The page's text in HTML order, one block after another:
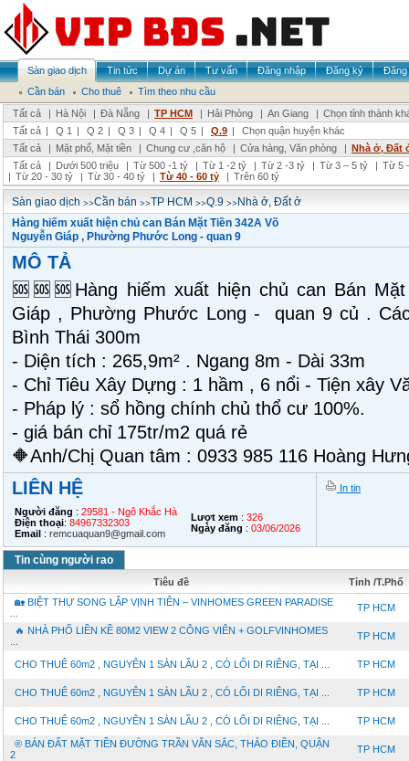
Sàn giao dịch Tin tức Dự án Tư vấn Đăng nhập Đăng ký
Đăng
Cần bán
Cho thuê
Tìm theo nhu cầu
Tất cả
| Hà Nội | Đà Nẵng | TP HCM | Hải Phòng | An Giang | Chọn tỉnh thành
Tất cả | Q 1 | Q 2 | Q 3 | Q 4 | Q 5 | Q.9 |
Chọn quận huyện khác
Tất cả
| Mặt phố, Mặt tiền | Chung cư ,căn hộ | Cửa hàng, Văn phòng | Nhà ở, Đất
Tất cả
| Dưới 500 triệu | Từ 500 -1 tỷ | Từ 1 -2 tỷ | Từ 2 -3 tỷ | Từ 3 – 5 tỷ | Từ 5
| Từ 20 - 30 tỷ | Từ 30 - 40 tỷ | Từ 40 - 60 tỷ | Trên 60 tỷ
Sàn giao dịch >>Cần bán >>TP HCM >>Q.9 >>Nhà ở, Đất ở
Hàng hiếm xuất hiện chủ can Bán Mặt Tiền 342A Võ
Nguyễn Giáp , Phường Phước Long - quan 9
MÔ TẢ
🆘🆘🆘Hàng hiếm xuất hiện chủ can Bán
Giáp , Phường Phước Long - quan 9 củ .
Bình Thái 300m
- Diện tích : 265,9m² . Ngang 8m - Dài 33m
- Chỉ Tiêu Xây Dựng : 1 hầm , 6 nổi - Tiện xây
- Pháp lý : sổ hồng chính chủ thổ cư 100%.
- giá bán chỉ 175tr/m2 quá rẻ
🔶Anh/Chị Quan tâm : 0933 985 116 Hoàng
LIÊN HỆ
Người đăng : 29581 - Ngô Khắc Hà
Điện thoại: 84967332303
Email : remcuaquan9@gmail.com
Lượt xem : 326
Ngày đăng : 03/06/2026
In tin
Tin cùng người rao
Tiêu đề
Tỉnh /T.Phố
🏡 BIỆT THỰ SONG LẬP VỊNH TIÊN – VINHOMES GREEN PARADISE
TP HCM
🔥 NHÀ PHỐ LIỀN KỀ 80M2 VIEW 2 CÔNG VIÊN + GOLFVINHOMES
TP HCM
CHO THUÊ 60m2 , NGUYÊN 1 SÀN LẦU 2 , CÓ LỐI DI RIÊNG, TẠI ... TP HCM
CHO THUÊ 60m2 , NGUYÊN 1 SÀN LẦU 2 , CÓ LỐI DI RIÊNG, TẠI ... TP HCM
CHO THUÊ 60m2 , NGUYÊN 1 SÀN LẦU 2 , CÓ LỐI DI RIÊNG, TẠI ... TP HCM
®️ BÁN ĐẤT MẶT TIỀN ĐƯỜNG TRẦN VĂN SẮC, THẢO ĐIỀN, QUẬN
2
TP HCM